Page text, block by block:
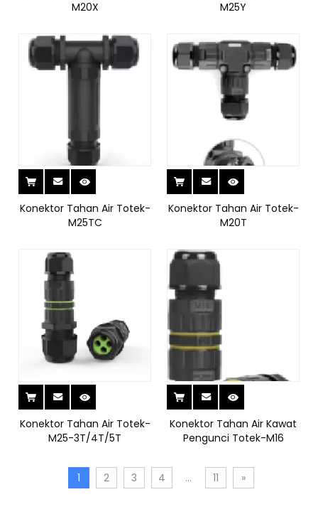
M20X
M25Y
Konektor Tahan Air Totek-
M25TC
Konektor Tahan Air Totek-
M20T
Konektor Tahan Air Totek-
M25-3T/4T/5T
Konektor Tahan Air Kawat
Pengunci Totek-M16
1 2 3 4 ... 11 »